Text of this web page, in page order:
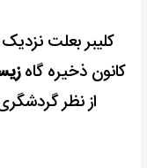
کلیبر بعلت
کانون ذخیره گاه
از نظر